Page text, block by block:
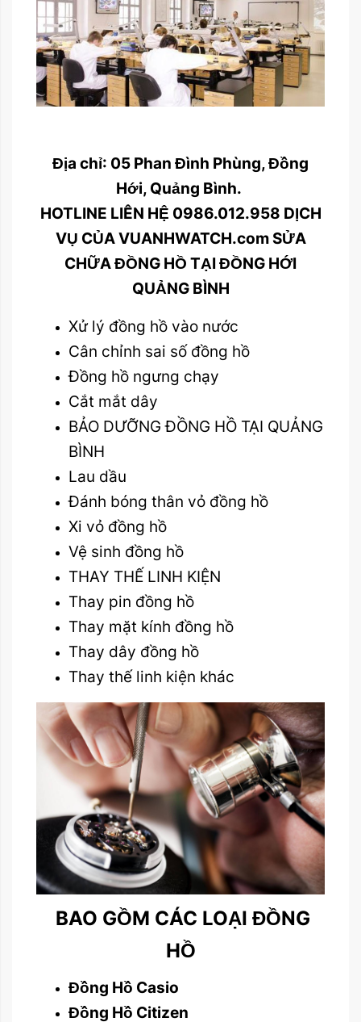
Địa chỉ: 05 Phan Đình Phùng, Đồng
Hới, Quảng Bình.
HOTLINE LIÊN HỆ 0986.012.958 DỊCH
VỤ CỦA VUANHWATCH.com SỬA
CHỮA ĐỒNG HỒ TẠI ĐỒNG HỚI
QUẢNG BÌNH
Xử lý đồng hồ vào nước
Cân chỉnh sai số đồng hồ
Đồng hồ ngưng chạy
Cắt mắt dây
BẢO DƯỠNG ĐỒNG HỒ TẠI QUẢNG
BÌNH
Lau dầu
Đánh bóng thân vỏ đồng hồ
Xi vỏ đồng hồ
Vệ sinh đồng hồ
THAY THẾ LINH KIỆN
Thay pin đồng hồ
Thay mặt kính đồng hồ
Thay dây đồng hồ
Thay thế linh kiện khác
BAO GỒM CÁC LOẠI ĐỒNG
HỒ
Đồng Hồ Casio
Đồng Hồ Citizen